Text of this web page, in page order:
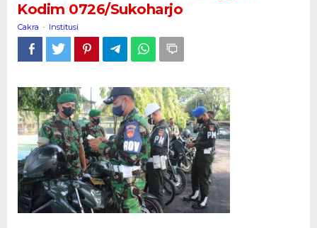
Kodim
0726/Sukoharjo
Kodim 0726/Sukoharjo
Cakra - Institusi